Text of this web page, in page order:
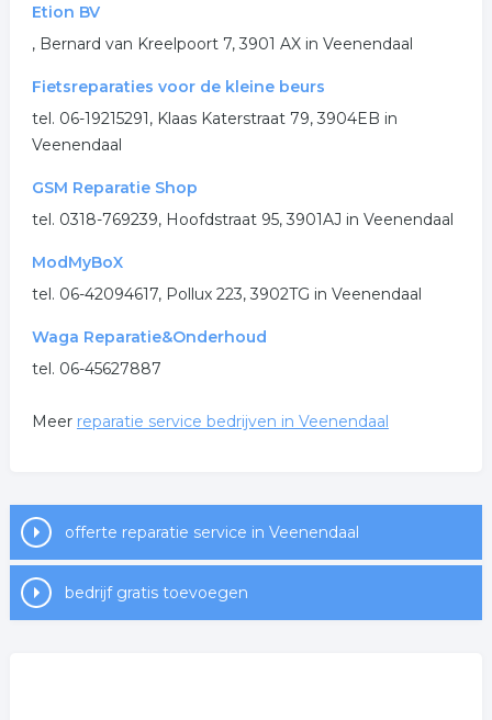
witgoed reparatie
reparatie computer reparatie laptop
telefoon reparatie
Etion BV
, Bernard van Kreelpoort 7, 3901 AX in Veenendaal
Fietsreparaties voor de kleine beurs
tel. 06-19215291, Klaas Katerstraat 79, 3904EB in
Veenendaal
GSM Reparatie Shop
tel. 0318-769239, Hoofdstraat 95, 3901AJ in Veenendaal
ModMyBoX
tel. 06-42094617, Pollux 223, 3902TG in Veenendaal
Waga Reparatie&Onderhoud
tel. 06-45627887
Meer reparatie service bedrijven in Veenendaal
offerte reparatie service in Veenendaal
bedrijf gratis toevoegen